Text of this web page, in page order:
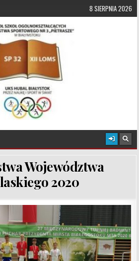
8 SIERPNIA 2026
Województwa
2020